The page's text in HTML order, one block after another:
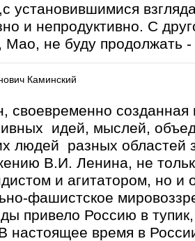
установившимися
и непродуктивно. С
Мао, не буду продолжать -
Каминский
своевременно
идей, мыслей,
людей разных областей
В.И. Ленина, не
и агитатором, но и
фашистское
привело Россию в
настоящее время в